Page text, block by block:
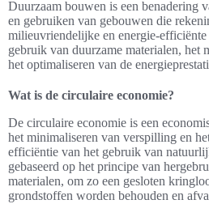
Duurzaam bouwen is een benadering
en gebruiken van gebouwen die
milieuvriendelijke en energie-
gebruik van duurzame materialen, het
het optimaliseren van de
Wat is de circulaire economie?
De circulaire economie is een
het minimaliseren van verspilling en
efficiëntie van het gebruik van
gebaseerd op het principe van
materialen, om zo een gesloten
grondstoffen worden behouden en